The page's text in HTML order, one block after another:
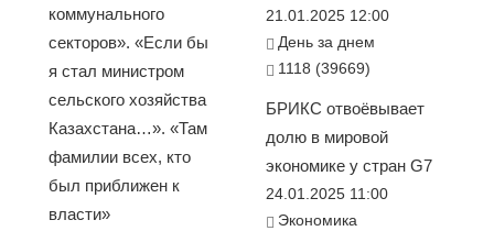
коммунального
секторов». «Если бы
я стал министром
сельского хозяйства
Казахстана…». «Там
фамилии всех, кто
был приближен к
власти»
21.01.2025 12:00
День за днем
1118 (39669)
БРИКС отвоёвывает
долю в мировой
экономике у стран G7
24.01.2025 11:00
Экономика